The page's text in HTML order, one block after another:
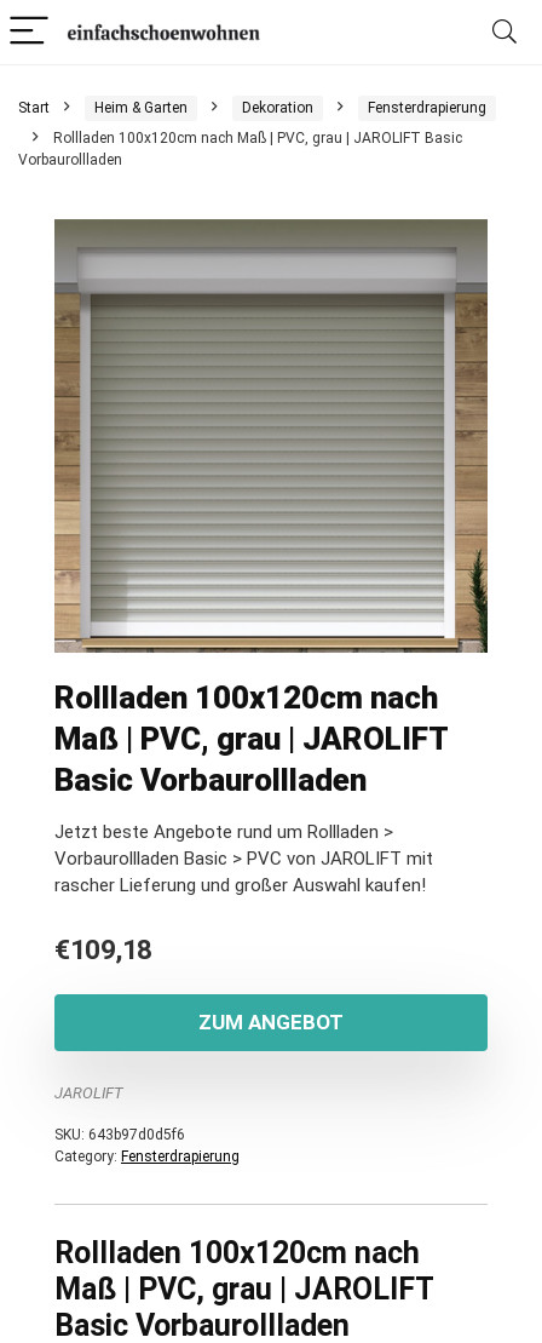
Start Heim & Garten Dekoration
Fensterdrapierung
Rollladen 100x120cm nach Maß | PVC, grau | JAROLIFT Basic
Vorbaurollladen
Rollladen 100x120cm nach
Maß | PVC, grau | JAROLIFT
Basic Vorbaurollladen
Jetzt beste Angebote rund um Rollladen >
Vorbaurollladen Basic > PVC von JAROLIFT mit
rascher Lieferung und großer Auswahl kaufen!
€109,18
ZUM ANGEBOT
JAROLIFT
SKU: 643b97d0d5f6
Category: Fensterdrapierung
Rollladen 100x120cm nach
Maß | PVC, grau | JAROLIFT
Basic Vorbaurollladen